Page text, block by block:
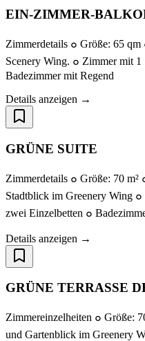
EIN-ZIMMER-
Zimmerdetails ๐ Größe: 65
Scenery Wing. ๐ Zimmer mit
Badezimmer mit Regend
Details anzeigen →
GRÜNE SUITE
Zimmerdetails ๐ Größe: 70 m²
Stadtblick im Greenery Wing
zwei Einzelbetten ๐
Details anzeigen →
GRÜNE TERRASSE
Zimmereinzelheiten ๐ Größe:
und Gartenblick im Greenery